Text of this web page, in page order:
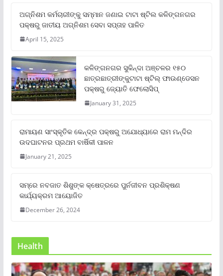
ଅଗ୍ନିଶମ କର୍ମଚାରୀଙ୍କୁ ସମ୍ମାନ ଜଣାଇ ଟାଟା ଷ୍ଟିଲ କଳିଙ୍ଗନଗର
ପକ୍ଷରୁ ଜାତୀୟ ଅଗ୍ନିଶମ ସେବା ସପ୍ତାହ ପାଳିତ
April 15, 2025
କଳିଙ୍ଗନଗର ସୁକିନ୍ଦା ଅଞ୍ଚଳର ୧୫୦
ଛାତ୍ରଛାତ୍ରୀଙ୍କୁଟାଟା ଷ୍ଟିଲ୍ ଫାଉଣ୍ଡେସନ
ପକ୍ଷରୁ ଜ୍ୟୋତି ଫେଲୋସିପ୍‌
January 31, 2025
ରାମାୟଣ ସାଂସ୍କୃତିକ କେନ୍ଦ୍ର ପକ୍ଷରୁ ଅଯୋଧ୍ୟାରେ ରାମ ମନ୍ଦିର
ଉଦଘାଟନର ପ୍ରଥମ ବାର୍ଷିକୀ ପାଳନ
January 21, 2025
ସମ୍‌ରେ ନବଜାତ ଶିଶୁଙ୍କ କ୍ଷେତ୍ରରେ ପୁର୍ନଜୀବନ ପ୍ରଶିକ୍ଷଣ
କାର୍ଯ୍ୟକ୍ରମ ଆୟୋଜିତ
December 26, 2024
Health